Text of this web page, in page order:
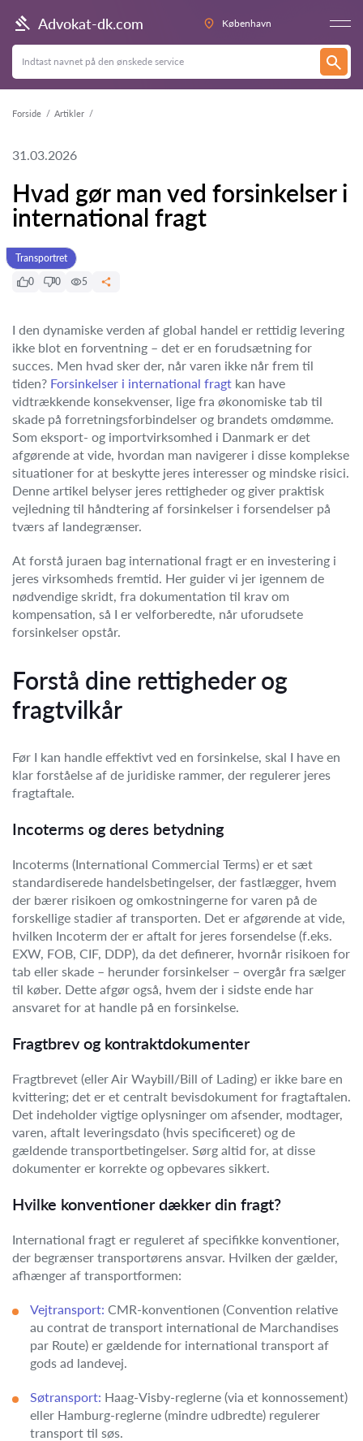
Advokat-dk.com København
Forside Artikler
31.03.2026
Hvad gør man ved forsinkelser i
international fragt
Transportret
0
0 5
I den dynamiske verden af global handel er rettidig levering
ikke blot en forventning – det er en forudsætning for
succes. Men hvad sker der, når varen ikke når frem til
tiden? Forsinkelser i international fragt kan have
vidtrækkende konsekvenser, lige fra økonomiske tab til
skade på forretningsforbindelser og brandets omdømme.
Som eksport- og importvirksomhed i Danmark er det
afgørende at vide, hvordan man navigerer i disse komplekse
situationer for at beskytte jeres interesser og mindske risici.
Denne artikel belyser jeres rettigheder og giver praktisk
vejledning til håndtering af forsinkelser i forsendelser på
tværs af landegrænser.
At forstå juraen bag international fragt er en investering i
jeres virksomheds fremtid. Her guider vi jer igennem de
nødvendige skridt, fra dokumentation til krav om
kompensation, så I er velforberedte, når uforudsete
forsinkelser opstår.
Forstå dine rettigheder og
fragtvilkår
Før I kan handle effektivt ved en forsinkelse, skal I have en
klar forståelse af de juridiske rammer, der regulerer jeres
fragtaftale.
Incoterms og deres betydning
Incoterms (International Commercial Terms) er et sæt
standardiserede handelsbetingelser, der fastlægger, hvem
der bærer risikoen og omkostningerne for varen på de
forskellige stadier af transporten. Det er afgørende at vide,
hvilken Incoterm der er aftalt for jeres forsendelse (f.eks.
EXW, FOB, CIF, DDP), da det definerer, hvornår risikoen for
tab eller skade – herunder forsinkelser – overgår fra sælger
til køber. Dette afgør også, hvem der i sidste ende har
ansvaret for at handle på en forsinkelse.
Fragtbrev og kontraktdokumenter
Fragtbrevet (eller Air Waybill/Bill of Lading) er ikke bare en
kvittering; det er et centralt bevisdokument for fragtaftalen.
Det indeholder vigtige oplysninger om afsender, modtager,
varen, aftalt leveringsdato (hvis specificeret) og de
gældende transportbetingelser. Sørg altid for, at disse
dokumenter er korrekte og opbevares sikkert.
Hvilke konventioner dækker din fragt?
International fragt er reguleret af specifikke konventioner,
der begrænser transportørens ansvar. Hvilken der gælder,
afhænger af transportformen:
Vejtransport: CMR-konventionen (Convention relative
au contrat de transport international de Marchandises
par Route) er gældende for international transport af
gods ad landevej.
Søtransport: Haag-Visby-reglerne (via et konnossement)
eller Hamburg-reglerne (mindre udbredte) regulerer
transport til søs.